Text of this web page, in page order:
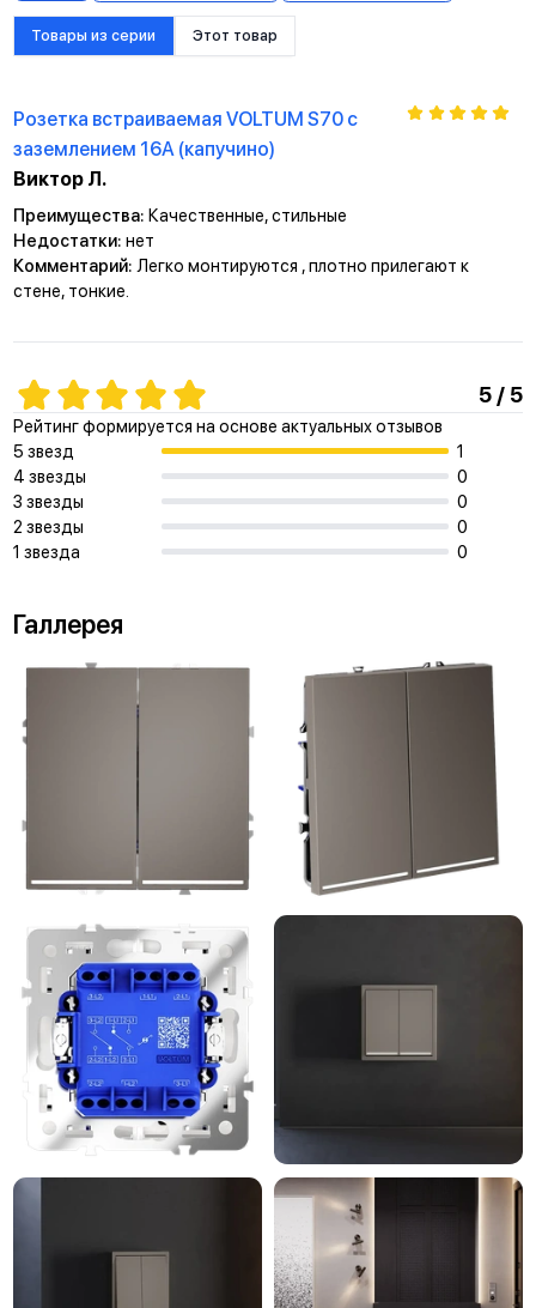
Товары из серии Этот товар
Розетка встраиваемая VOLTUM S70 с
заземлением 16А (капучино)
Виктор Л.
Преимущества: Качественные, стильные
Недостатки: нет
Комментарий: Легко монтируются , плотно прилегают к
стене, тонкие.
5 / 5
Рейтинг формируется на основе актуальных отзывов
5 звезд
1
4 звезды
0
3 звезды
0
2 звезды
0
1 звезда
0
Галлерея